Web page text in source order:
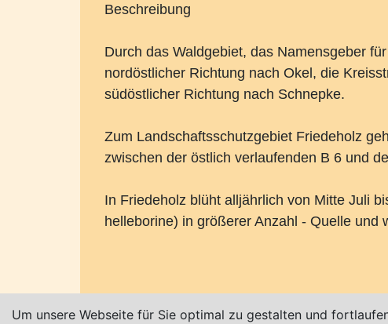
Beschreibung
Durch das Waldgebiet, das Namensgeber
nordöstlicher Richtung nach Okel, die
südöstlicher Richtung nach Schnepke.
Zum Landschaftsschutzgebiet Friedeholz
zwischen der östlich verlaufenden B 6 und
In Friedeholz blüht alljährlich von Mitte Juli
helleborine) in größerer Anzahl - Quelle und
Karte nur sichtbar, wenn Cookies erlaubt!
Um unsere Webseite für Sie optimal zu gestalten und